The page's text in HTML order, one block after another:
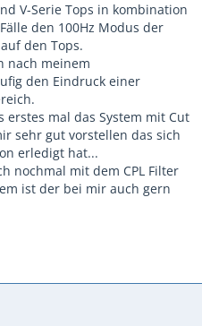
V-Serie Tops in kombination
den 100Hz Modus der
den Tops.
nach meinem
den Eindruck einer
erstes mal das System mit Cut
sehr gut vorstellen das sich
erledigt hat...
nochmal mit dem CPL Filter
ist der bei mir auch gern